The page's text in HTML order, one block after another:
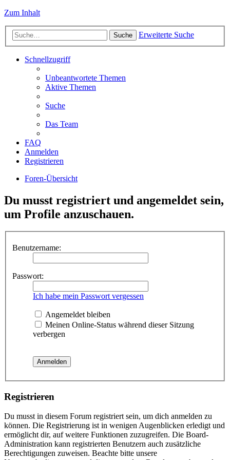
Zum Inhalt
Suche Erweiterte Suche
Schnellzugriff
Unbeantwortete Themen
Aktive Themen
Suche
Das Team
FAQ
Anmelden
Registrieren
Foren-Übersicht
Du musst registriert und angemeldet sein,
um Profile anzuschauen.
Benutzername:
Passwort:
Ich habe mein Passwort vergessen
Angemeldet bleiben
Meinen Online-Status während dieser Sitzung
verbergen
Registrieren
Du musst in diesem Forum registriert sein, um dich anmelden zu
können. Die Registrierung ist in wenigen Augenblicken erledigt und
ermöglicht dir, auf weitere Funktionen zuzugreifen. Die Board-
Administration kann registrierten Benutzern auch zusätzliche
Berechtigungen zuweisen. Beachte bitte unsere